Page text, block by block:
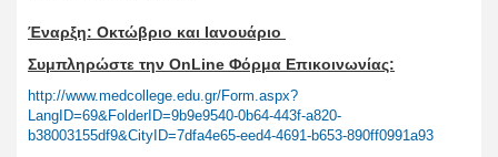
Έναρξη: Οκτώβριο και Ιανουάριο
Συμπληρώστε την OnLine Φόρμα Επικοινωνίας:
http://www.medcollege.edu.gr/Form.aspx?
LangID=69&FolderID=9b9e9540-0b64-443f-a820-
b38003155df9&CityID=7dfa4e65-eed4-4691-b653-890ff0991a93